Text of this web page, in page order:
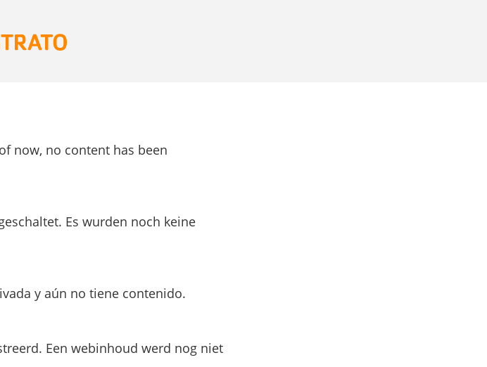
now, no content has been
Es wurden noch keine
y aún no tiene contenido.
Een webinhoud werd nog niet